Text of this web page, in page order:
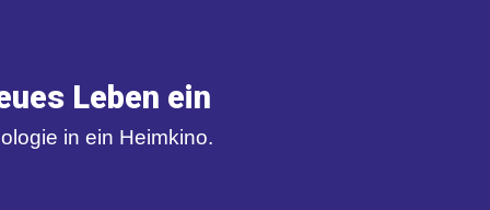
Leben ein
in ein Heimkino.